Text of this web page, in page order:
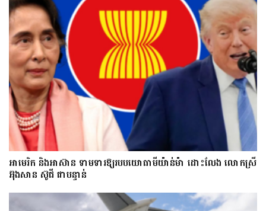
អាមេរិក និងអាស៊ាន ទាមទារឱ្យ​របបយោធាមីយ៉ាន់ម៉ា​ ដោះ​លែង​ លោកស្រី
អ៊ុងសាន ស៊ូជី ជា​បន្ទាន់